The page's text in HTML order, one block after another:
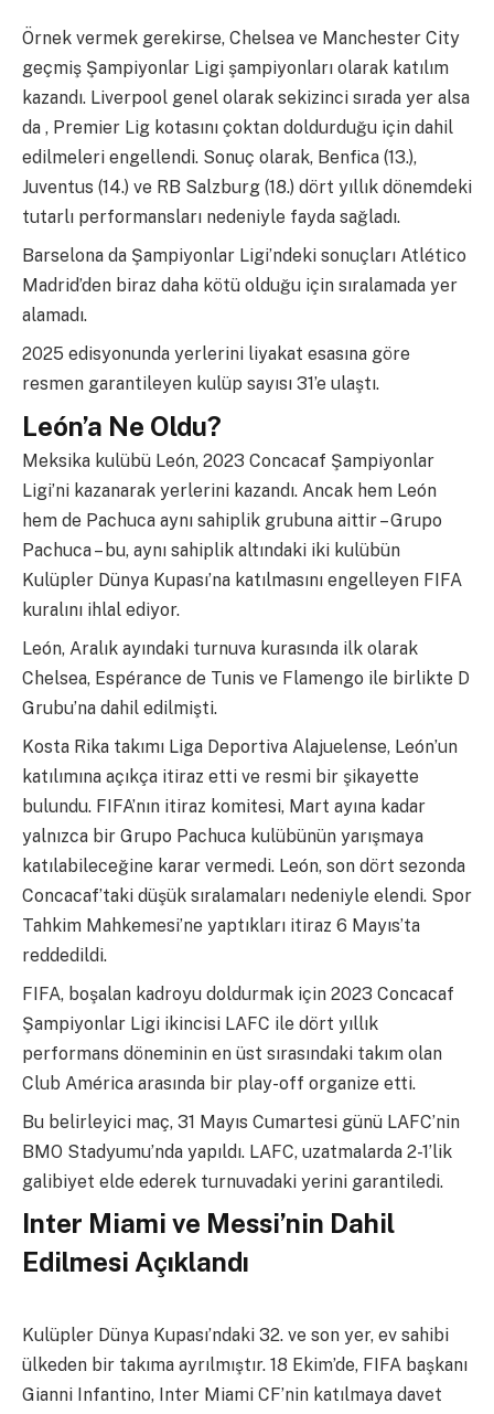
Örnek vermek gerekirse, Chelsea ve Manchester City
geçmiş Şampiyonlar Ligi şampiyonları olarak katılım
kazandı. Liverpool genel olarak sekizinci sırada yer alsa
da , Premier Lig kotasını çoktan doldurduğu için dahil
edilmeleri engellendi. Sonuç olarak, Benfica (13.),
Juventus (14.) ve RB Salzburg (18.) dört yıllık dönemdeki
tutarlı performansları nedeniyle fayda sağladı.
Barselona da Şampiyonlar Ligi’ndeki sonuçları Atlético
Madrid’den biraz daha kötü olduğu için sıralamada yer
alamadı.
2025 edisyonunda yerlerini liyakat esasına göre
resmen garantileyen kulüp sayısı 31’e ulaştı.
León’a Ne Oldu?
Meksika kulübü León, 2023 Concacaf Şampiyonlar
Ligi’ni kazanarak yerlerini kazandı. Ancak hem León
hem de Pachuca aynı sahiplik grubuna aittir – Grupo
Pachuca – bu, aynı sahiplik altındaki iki kulübün
Kulüpler Dünya Kupası’na katılmasını engelleyen FIFA
kuralını ihlal ediyor.
León, Aralık ayındaki turnuva kurasında ilk olarak
Chelsea, Espérance de Tunis ve Flamengo ile birlikte D
Grubu’na dahil edilmişti.
Kosta Rika takımı Liga Deportiva Alajuelense, León’un
katılımına açıkça itiraz etti ve resmi bir şikayette
bulundu. FIFA’nın itiraz komitesi, Mart ayına kadar
yalnızca bir Grupo Pachuca kulübünün yarışmaya
katılabileceğine karar vermedi. León, son dört sezonda
Concacaf’taki düşük sıralamaları nedeniyle elendi. Spor
Tahkim Mahkemesi’ne yaptıkları itiraz 6 Mayıs’ta
reddedildi.
FIFA, boşalan kadroyu doldurmak için 2023 Concacaf
Şampiyonlar Ligi ikincisi LAFC ile dört yıllık
performans döneminin en üst sırasındaki takım olan
Club América arasında bir play-off organize etti.
Bu belirleyici maç, 31 Mayıs Cumartesi günü LAFC’nin
BMO Stadyumu’nda yapıldı. LAFC, uzatmalarda 2-1’lik
galibiyet elde ederek turnuvadaki yerini garantiledi.
Inter Miami ve Messi’nin Dahil
Edilmesi Açıklandı
Kulüpler Dünya Kupası’ndaki 32. ve son yer, ev sahibi
ülkeden bir takıma ayrılmıştır. 18 Ekim’de, FIFA başkanı
Gianni Infantino, Inter Miami CF’nin katılmaya davet